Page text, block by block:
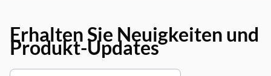
Erhalten Sie Neuigkeiten und
Produkt-Updates